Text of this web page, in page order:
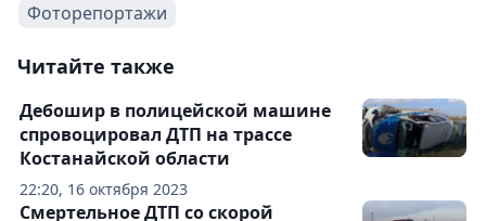
Фоторепортажи
Читайте также
22:20, 16 октября 2023
Дебошир в полицейской машине
спровоцировал ДТП на трассе
Костанайской области
Смертельное ДТП со скорой